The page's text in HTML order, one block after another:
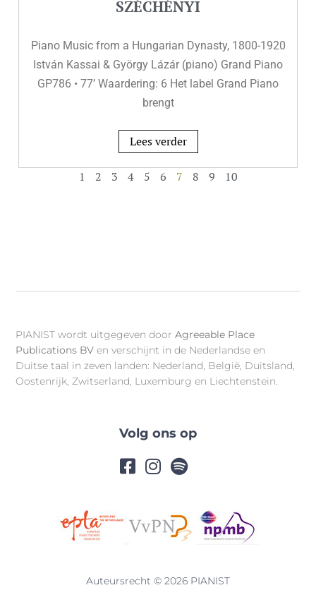
SZÉCHÉNYI
Piano Music from a Hungarian Dynasty, 1800-1920
István Kassai & György Lázár (piano) Grand Piano
GP786 • 77’ Waardering: 6 Het label Grand Piano
brengt
Lees verder
1 2 3 4 5 6 7 8 9 10
PIANIST wordt uitgegeven doorAgreeable Place
Publications BV en verschijnt in de Nederlandse en
Duitse taal in zeven landen: Nederland, België, Duitsland,
Oostenrijk, Zwitserland, Luxemburg en Liechtenstein.
Volg ons op
Auteursrecht © 2026 PIANIST